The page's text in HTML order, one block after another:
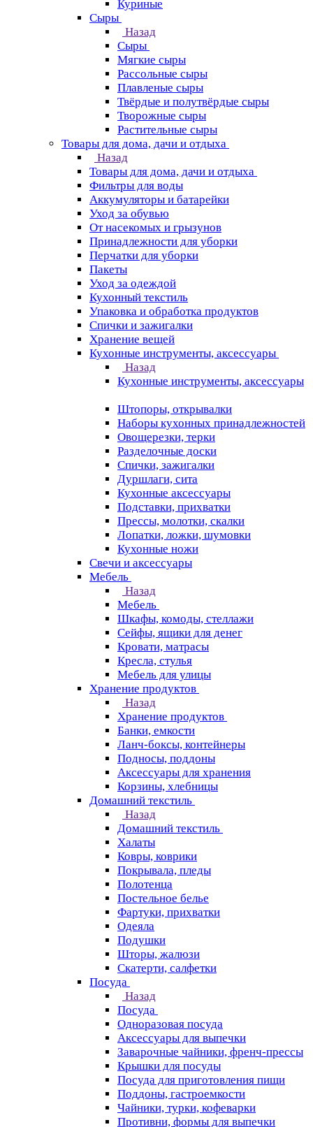
Куриные
Сыры
Назад
Сыры
Мягкие сыры
Рассольные сыры
Плавленые сыры
Твёрдые и полутвёрдые сыры
Творожные сыры
Растительные сыры
Товары для дома, дачи и отдыха
Назад
Товары для дома, дачи и отдыха
Фильтры для воды
Аккумуляторы и батарейки
Уход за обувью
От насекомых и грызунов
Принадлежности для уборки
Перчатки для уборки
Пакеты
Уход за одеждой
Кухонный текстиль
Упаковка и обработка продуктов
Спички и зажигалки
Хранение вещей
Кухонные инструменты, аксессуары
Назад
Кухонные инструменты, аксессуары
Штопоры, открывалки
Наборы кухонных принадлежностей
Овощерезки, терки
Разделочные доски
Спички, зажигалки
Дуршлаги, сита
Кухонные аксессуары
Подставки, прихватки
Прессы, молотки, скалки
Лопатки, ложки, шумовки
Кухонные ножи
Свечи и аксессуары
Мебель
Назад
Мебель
Шкафы, комоды, стеллажи
Сейфы, ящики для денег
Кровати, матрасы
Кресла, стулья
Мебель для улицы
Хранение продуктов
Назад
Хранение продуктов
Банки, емкости
Ланч-боксы, контейнеры
Подносы, поддоны
Аксессуары для хранения
Корзины, хлебницы
Домашний текстиль
Назад
Домашний текстиль
Халаты
Ковры, коврики
Покрывала, пледы
Полотенца
Постельное белье
Фартуки, прихватки
Одеяла
Подушки
Шторы, жалюзи
Скатерти, салфетки
Посуда
Назад
Посуда
Одноразовая посуда
Аксессуары для выпечки
Заварочные чайники, френч-прессы
Крышки для посуды
Посуда для приготовления пищи
Поддоны, гастроемкости
Чайники, турки, кофеварки
Противни, формы для выпечки